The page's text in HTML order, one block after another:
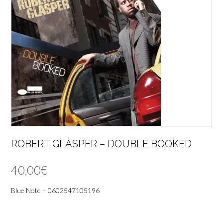
ROBERT GLASPER – DOUBLE BOOKED
40,00€
Blue Note – 0602547105196